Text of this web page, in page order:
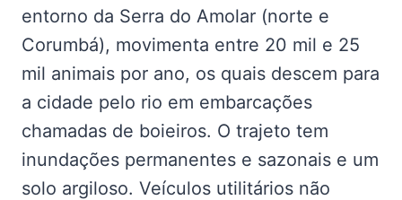
entorno da Serra do Amolar (norte e
Corumbá), movimenta entre 20 mil e 25
mil animais por ano, os quais descem para
a cidade pelo rio em embarcações
chamadas de boieiros. O trajeto tem
inundações permanentes e sazonais e um
solo argiloso. Veículos utilitários não